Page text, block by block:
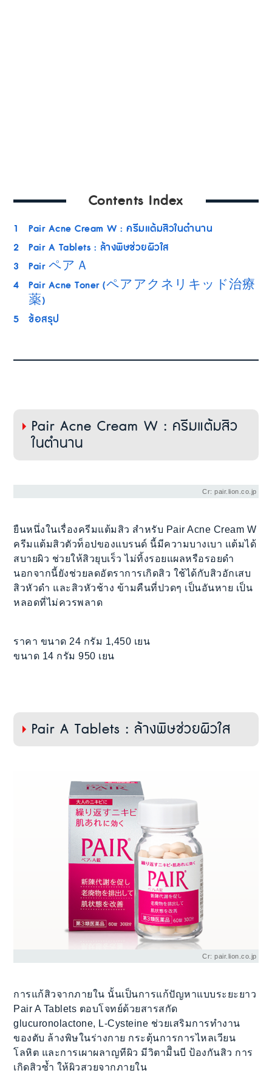
Contents Index
1
Pair Acne Cream W : ครีมแต้มสิวในตำนาน
2 Pair A Tablets : ล้างพิษช่วยผิวใส
3
Pair ペアＡ
4 Pair Acne Toner (ペアアクネリキッド治療
薬)
5 ข้อสรุป
Pair Acne Cream W : ครีมแต้มสิว
ในตำนาน
Cr: pair.lion.co.jp
ยืนหนึ่งในเรื่องครีมแต้มสิว สำหรับ Pair Acne Cream W
ครีมแต้มสิวตัวท็อปของแบรนด์ นี้มีความบางเบา แต้มได้
สบายผิว ช่วยให้สิวยุบเร็ว ไม่ทิ้งรอยแผลหรือรอยดำ
นอกจากนี้ยังช่วยลดอัตราการเกิดสิว ใช้ได้กับสิวอักเสบ
สิวหัวดำ และสิวหัวช้าง ข้ามคืนที่ปวดๆ เป็นอันหาย เป็น
หลอดที่ไม่ควรพลาด
ราคา ขนาด 24 กรัม 1,450 เยน
ขนาด 14 กรัม 950 เยน
Pair A Tablets : ล้างพิษช่วยผิวใส
Cr: pair.lion.co.jp
การแก้สิวจากภายใน นั้นเป็นการแก้ปัญหาแบบระยะยาว
Pair A Tablets ตอบโจทย์ด้วยสารสกัด
glucuronolactone, L-Cysteine ช่วยเสริมการทำงาน
ของตับ ล้างพิษในร่างกาย กระตุ้นการการไหลเวียน
โลหิต และการเผาผลาญทีผิว มีวิตามีินบี ป้องกันสิว การ
เกิดสิวซ้ำ ให้ผิวสวยจากภายใน